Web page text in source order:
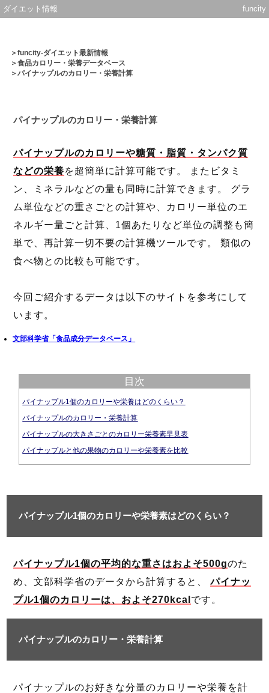
ダイエット情報 funcity
＞funcity-ダイエット最新情報
＞食品カロリー・栄養データベース
＞パイナップルのカロリー・栄養計算
パイナップルのカロリー・栄養計算
パイナップルのカロリーや糖質・脂質・タンパク質
などの栄養を超簡単に計算可能です。 またビタミ
ン、ミネラルなどの量も同時に計算できます。 グラ
ム単位などの重さごとの計算や、カロリー単位のエ
ネルギー量ごと計算、1個あたりなど単位の調整も簡
単で、再計算一切不要の計算機ツールです。 類似の
食べ物との比較も可能です。
今回ご紹介するデータは以下のサイトを参考にして
います。
文部科学省「食品成分データベース」
目次
パイナップル1個のカロリーや栄養はどのくらい？
パイナップルのカロリー・栄養計算
パイナップルの大きさごとのカロリー栄養素早見表
パイナップルと他の果物のカロリーや栄養素を比較
パイナップル1個のカロリーや栄養素はどのくらい？
パイナップル1個の平均的な重さはおよそ500gのた
め、文部科学省のデータから計算すると、パイナッ
プル1個のカロリーは、およそ270kcal です。
パイナップルのカロリー・栄養計算
パイナップルのお好きな分量のカロリーや栄養を計